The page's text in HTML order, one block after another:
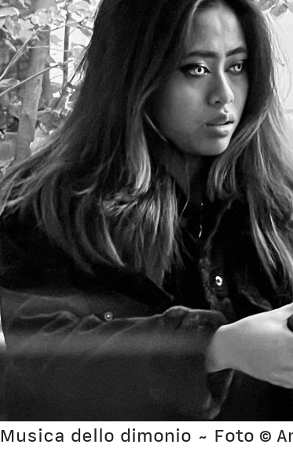
Musica dello dimonio ~ Foto ©